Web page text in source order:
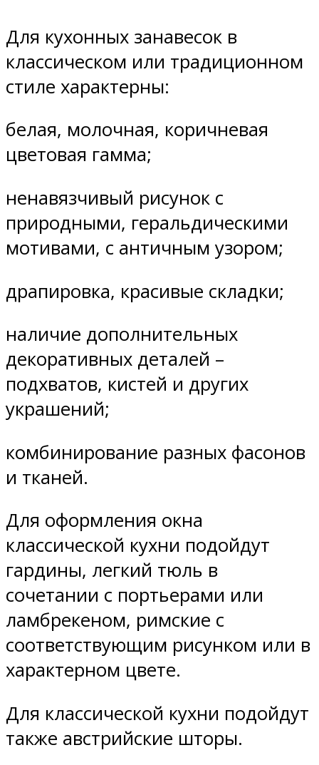
Для кухонных занавесок в
классическом или традиционном
стиле характерны:
белая, молочная, коричневая
цветовая гамма;
ненавязчивый рисунок с
природными, геральдическими
мотивами, с античным узором;
драпировка, красивые складки;
наличие дополнительных
декоративных деталей –
подхватов, кистей и других
украшений;
комбинирование разных фасонов
и тканей.
Для оформления окна
классической кухни подойдут
гардины, легкий тюль в
сочетании с портьерами или
ламбрекеном, римские с
соответствующим рисунком или в
характерном цвете.
Для классической кухни подойдут
также австрийские шторы.